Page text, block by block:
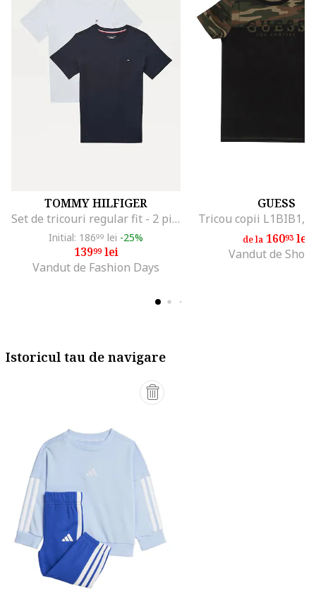
TOMMY HILFIGER
Set de tricouri regular fit - 2 piese, Alb/Albastru inchis
Initial: 18699 lei -25%
13999lei
Vandut de Fashion Days
GUESS
Tricou copii L1BIB1,
de la 16093lei
Vandut de
Istoricul tau de navigare